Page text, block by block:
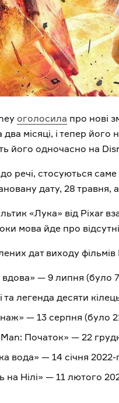
оголосила про нові
місяці, і тепер
його одночасно на
речі, стосуються
дату, 28 травня,
«Лука» від Pixar
мова йде про
дат виходу фільмів
— 9 липня (було
та легенда десяти
— 13 серпня (було
Man: Початок» — 22
вода» — 14 січня
на Нілі» — 11 лютого